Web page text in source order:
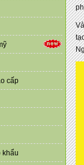
cấp
khẩu